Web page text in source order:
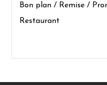
Bon plan / Remise /
Restaurant